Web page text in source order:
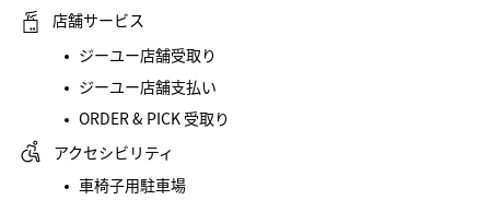
店舗サービス
ジーユー店舗受取り
ジーユー店舗支払い
ORDER & PICK 受取り
アクセシビリティ
車椅子用駐車場